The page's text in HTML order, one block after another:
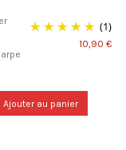
(1)
10,90 €
Ajouter au panier